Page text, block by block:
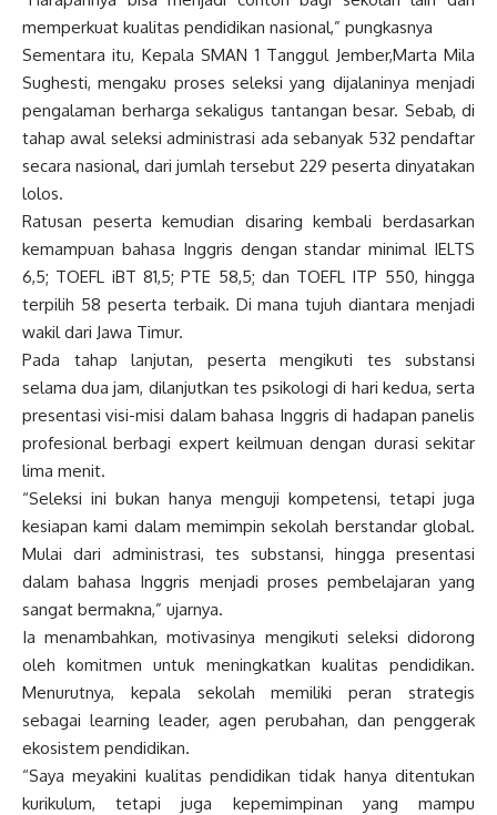
memperkuat kualitas pendidikan nasional,” pungkasnya
Sementara itu, Kepala SMAN 1 Tanggul Jember,Marta Mila
Sughesti, mengaku proses seleksi yang dijalaninya menjadi
pengalaman berharga sekaligus tantangan besar. Sebab, di
tahap awal seleksi administrasi ada sebanyak 532 pendaftar
secara nasional, dari jumlah tersebut 229 peserta dinyatakan
lolos.
Ratusan peserta kemudian disaring kembali berdasarkan
kemampuan bahasa Inggris dengan standar minimal IELTS
6,5; TOEFL iBT 81,5; PTE 58,5; dan TOEFL ITP 550, hingga
terpilih 58 peserta terbaik. Di mana tujuh diantara menjadi
wakil dari Jawa Timur.
Pada tahap lanjutan, peserta mengikuti tes substansi
selama dua jam, dilanjutkan tes psikologi di hari kedua, serta
presentasi visi-misi dalam bahasa Inggris di hadapan panelis
profesional berbagi expert keilmuan dengan durasi sekitar
lima menit.
“Seleksi ini bukan hanya menguji kompetensi, tetapi juga
kesiapan kami dalam memimpin sekolah berstandar global.
Mulai dari administrasi, tes substansi, hingga presentasi
dalam bahasa Inggris menjadi proses pembelajaran yang
sangat bermakna,” ujarnya.
Ia menambahkan, motivasinya mengikuti seleksi didorong
oleh komitmen untuk meningkatkan kualitas pendidikan.
Menurutnya, kepala sekolah memiliki peran strategis
sebagai learning leader, agen perubahan, dan penggerak
ekosistem pendidikan.
“Saya meyakini kualitas pendidikan tidak hanya ditentukan
kurikulum, tetapi juga kepemimpinan yang mampu